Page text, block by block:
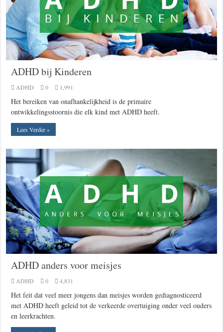
ADHD bij Kinderen
ADHD 0 1,991
Het bereiken van onafhankelijkheid is de primaire
ontwikkelingsstoornis die elk kind met ADHD heeft.
Lees Verder »
ADHD anders voor meisjes
ADHD 0 4,831
Het feit dat veel meer jongens dan meisjes worden gediagnosticeerd
met ADHD heeft geleid tot de verkeerde overtuiging onder veel ouders
en leerkrachten.